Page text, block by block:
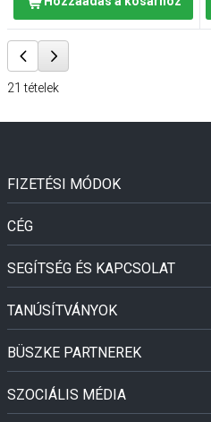
21 tételek
FIZETÉSI MÓDOK
CÉG
SEGÍTSÉG ÉS KAPCSOLAT
TANÚSÍTVÁNYOK
BÜSZKE PARTNEREK
SZOCIÁLIS MÉDIA